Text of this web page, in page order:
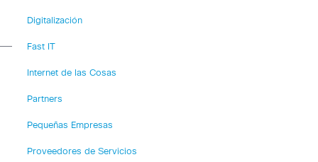
Digitalización
Fast IT
Internet de las Cosas
Partners
Pequeñas Empresas
Proveedores de Servicios